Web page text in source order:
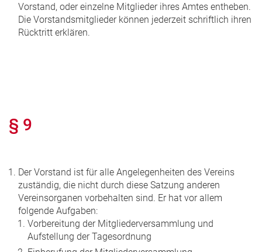
Vorstand, oder einzelne Mitglieder ihres Amtes entheben.
Die Vorstandsmitglieder können jederzeit schriftlich ihren
Rücktritt erklären.
§ 9
Der Vorstand ist für alle Angelegenheiten des Vereins
zuständig, die nicht durch diese Satzung anderen
Vereinsorganen vorbehalten sind. Er hat vor allem
folgende Aufgaben:
Vorbereitung der Mitgliederversammlung und
Aufstellung der Tagesordnung